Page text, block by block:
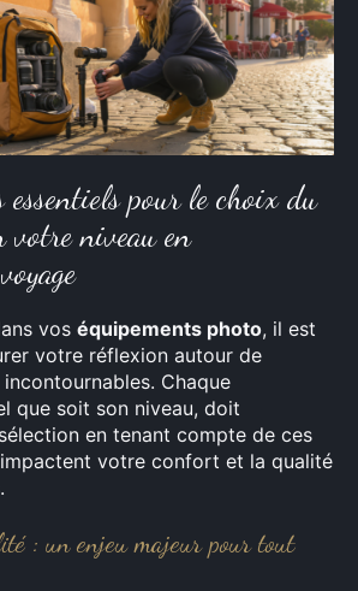
essentiels pour le choix du
votre niveau en
vos équipements photo, il est
votre réflexion autour de
Chaque
que soit son niveau, doit
en tenant compte de ces
votre confort et la qualité
: un enjeu majeur pour tout